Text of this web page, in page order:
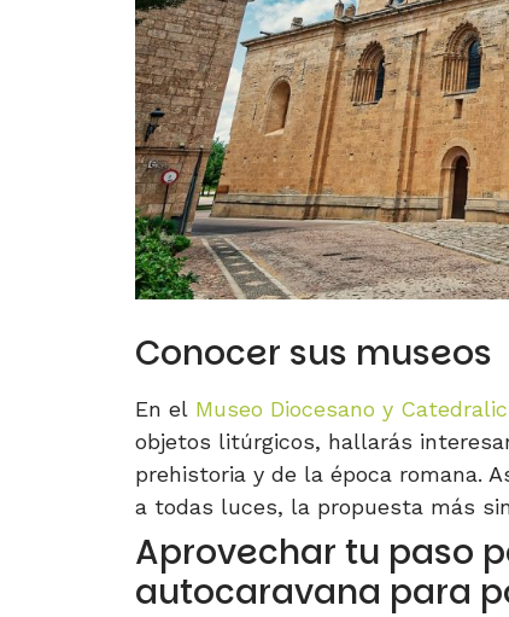
Conocer sus museos
En el Museo Diocesano y
objetos litúrgicos, hallarás
prehistoria y de la época romana.
a todas luces, la propuesta más
Aprovechar tu paso
autocaravana para